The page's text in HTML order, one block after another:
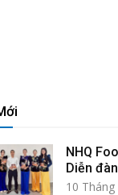
NHQ
Diễn
10 Tháng